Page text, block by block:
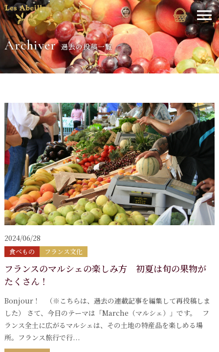
Archiver 過去の投稿一覧
2024/06/28
食べもの フランス文化
フランスのマルシェの楽しみ方 初夏は旬の果物が
たくさん！
Bonjour ! （※こちらは、過去の連載記事を編集して再投稿しま
した） さて、今日のテーマは「Marche（マルシェ）」です。 フ
ランス全土に広がるマルシェは、その土地の特産品を楽しめる場
所。フランス旅行で行...